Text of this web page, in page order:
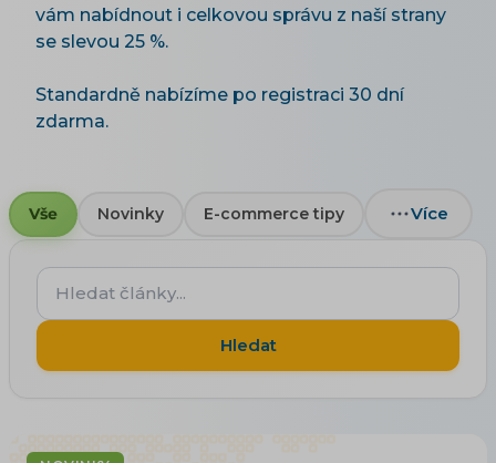
vám nabídnout i celkovou správu z naší strany
se slevou 25 %.
Standardně nabízíme po registraci 30 dní
zdarma.
Vše Novinky E-commerce tipy Více
Hledat
články...
Hledat